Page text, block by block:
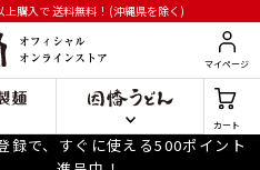
上購入で送料無料！(沖縄県を除く)
マイページ
カート
録で、すぐに使える500ポイント